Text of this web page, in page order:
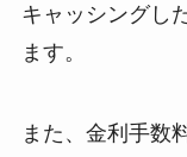
キャッシングし
ます。
また、金利手数